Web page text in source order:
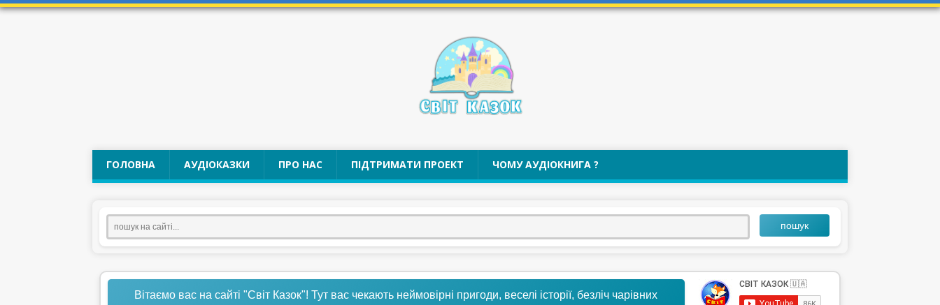
ГОЛОВНА АУДІОКАЗКИ ПРО НАС ПІДТРИМАТИ ПРОЕКТ ЧОМУ АУДІОКНИГА ?
пошук
Вітаємо вас на сайті "Світ Казок"! Тут вас чекають неймовірні пригоди, веселі історії, безліч чарівних